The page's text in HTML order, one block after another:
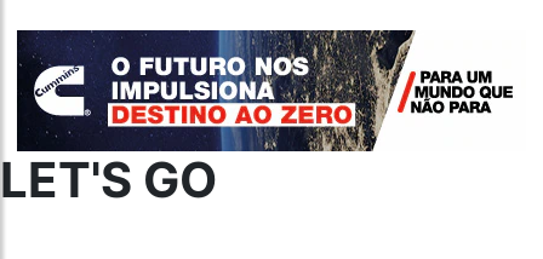
LET'S GO